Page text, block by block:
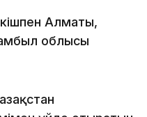
Алматы,
облысы